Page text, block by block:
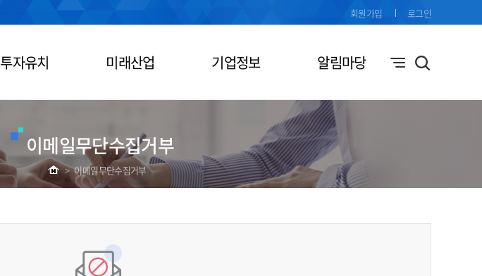
투자유치 미래산업 기업정보 알림마당
회원가입 로그인
이메일무단수집거부
> 이메일무단수집거부